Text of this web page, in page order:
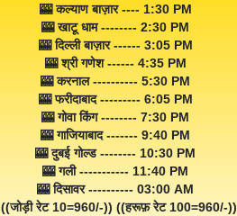
🎰 कल्याण बाज़ार ---- 1:30 PM
🎰 खाटू धाम -------- 2:30 PM
🎰 दिल्ली बाज़ार ------ 3:05 PM
🎰 श्री गणेश ------ 4:35 PM
🎰 करनाल ---------- 5:30 PM
🎰 फरीदाबाद --------- 6:05 PM
🎰 गोवा किंग -------- 7:30 PM
🎰 गाजियाबाद ------- 9:40 PM
🎰 दुबई गोल्ड -------- 10:30 PM
🎰 गली ----------- 11:40 PM
🎰 दिसावर ---------- 03:00 AM
((जोड़ी रेट 10=960/-)) ((हरूफ़ रेट 100=960/-))